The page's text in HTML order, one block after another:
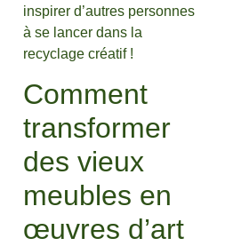
inspirer d’autres personnes
à se lancer dans la
recyclage créatif !
Comment
transformer
des vieux
meubles en
œuvres d’art